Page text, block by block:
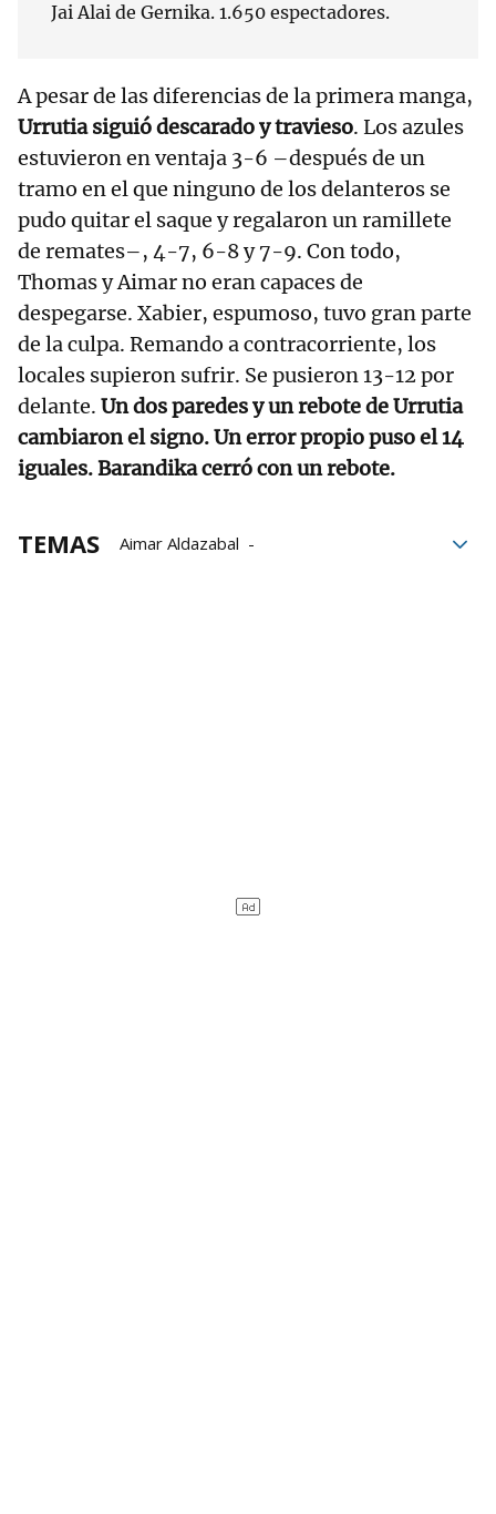
Jai Alai de Gernika. 1.650 espectadores.
A pesar de las diferencias de la primera manga,
Urrutia siguió descarado y travieso. Los azules
estuvieron en ventaja 3-6 –después de un
tramo en el que ninguno de los delanteros se
pudo quitar el saque y regalaron un ramillete
de remates–, 4-7, 6-8 y 7-9. Con todo,
Thomas y Aimar no eran capaces de
despegarse. Xabier, espumoso, tuvo gran parte
de la culpa. Remando a contracorriente, los
locales supieron sufrir. Se pusieron 13-12 por
delante. Un dos paredes y un rebote de Urrutia
cambiaron el signo. Un error propio puso el 14
iguales. Barandika cerró con un rebote.
TEMAS
Aimar Aldazabal